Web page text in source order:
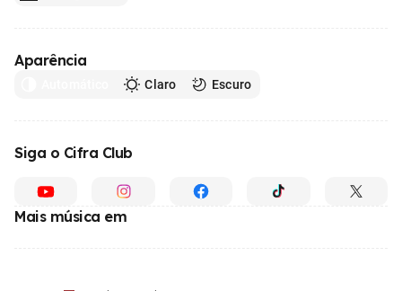
Aparência
Claro Escuro
Siga o Cifra Club
Mais música em